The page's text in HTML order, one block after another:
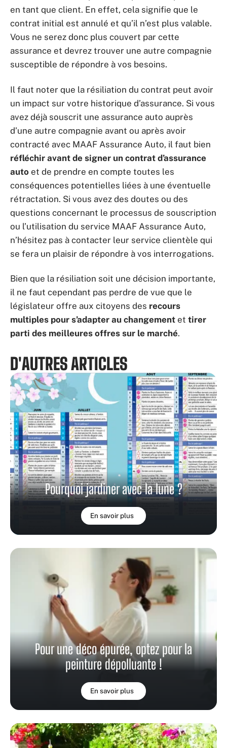
en tant que client. En effet, cela signifie que le
contrat initial est annulé et qu’il n’est plus valable.
Vous ne serez donc plus couvert par cette
assurance et devrez trouver une autre compagnie
susceptible de répondre à vos besoins.
Il faut noter que la résiliation du contrat peut avoir
un impact sur votre historique d’assurance. Si vous
avez déjà souscrit une assurance auto auprès
d’une autre compagnie avant ou après avoir
contracté avec MAAF Assurance Auto, il faut bien
réfléchir avant de signer un contrat d’assurance
auto et de prendre en compte toutes les
conséquences potentielles liées à une éventuelle
rétractation. Si vous avez des doutes ou des
questions concernant le processus de souscription
ou l’utilisation du service MAAF Assurance Auto,
n’hésitez pas à contacter leur service clientèle qui
se fera un plaisir de répondre à vos interrogations.
Bien que la résiliation soit une décision importante,
il ne faut cependant pas perdre de vue que le
législateur offre aux citoyens des recours
multiples pour s’adapter au changement et tirer
parti des meilleures offres sur le marché.
D'AUTRES ARTICLES
Pourquoi jardiner avec la lune ?
En savoir plus
Pour une déco épurée, optez pour la
peinture dépolluante !
En savoir plus